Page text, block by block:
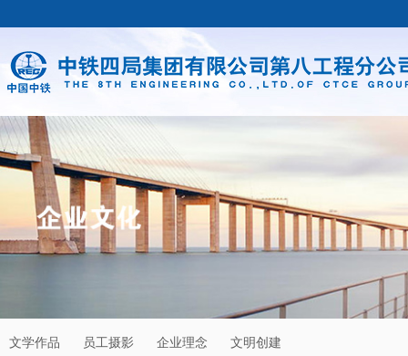
文学作品 员工摄影 企业理念 文明创建